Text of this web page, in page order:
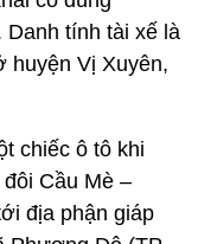
Danh tính tài xế là
huyện Vị Xuyên,
chiếc ô tô khi
Cầu Mè –
địa phận giáp